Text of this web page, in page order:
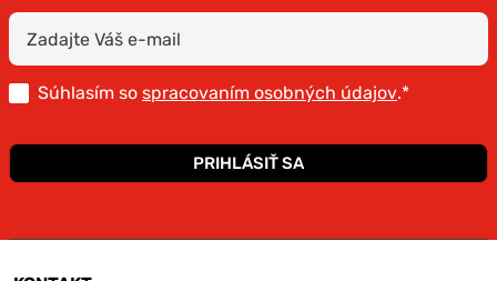
Súhlasím so spracovaním osobných údajov.*
PRIHLÁSIŤ SA